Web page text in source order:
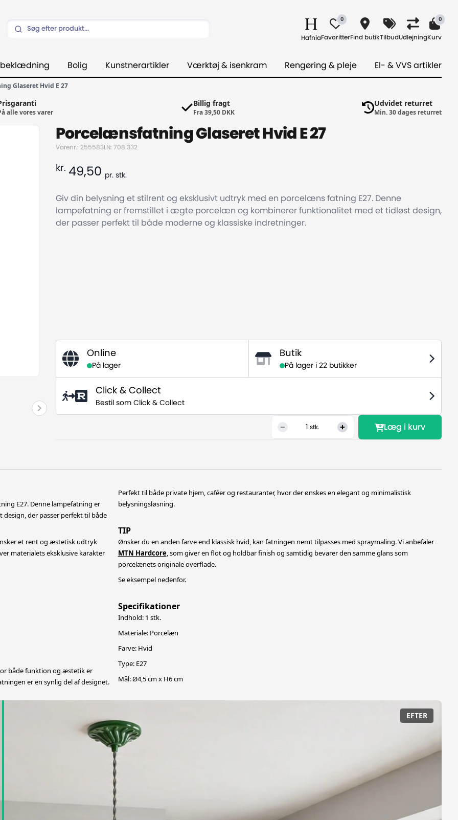
Hafnia
0
FavoritterFind butikTilbudUdlejning
0
Kurv
Bolig Kunstnerartikler Værktøj & isenkram Rengøring & pleje El- & VVS artikler
Glaseret Hvid E 27
alle vores varer
Billig fragt
Fra 39,50 DKK
Udvidet returret
Min. 30 dages returret
Porcelænsfatning Glaseret Hvid E 27
Varenr.: 255583LN: 708.332
kr. 49,50 pr. stk.
Giv din belysning et stilrent og eksklusivt udtryk med en porcelæns fatning E27. Denne
lampefatning er fremstillet i ægte porcelæn og kombinerer funktionalitet med et tidløst design,
der passer perfekt til både moderne og klassiske indretninger.
Online
På lager
Butik
På lager i 22 butikker
Click & Collect
Bestil som Click & Collect
stk. Læg i kurv
E27. Denne lampefatning er
der passer perfekt til både
et rent og æstetisk udtryk
materialets eksklusive karakter
både funktion og æstetik er
er en synlig del af designet.
Perfekt til både private hjem, caféer og restauranter, hvor der ønskes en elegant og minimalistisk
belysningsløsning.
TIP
Ønsker du en anden farve end klassisk hvid, kan fatningen nemt tilpasses med spraymaling. Vi anbefaler
MTN Hardcore, som giver en flot og holdbarfinish og samtidig bevarer den samme glans som
porcelænets originale overflade.
Se eksempel nedenfor.
Specifikationer
Indhold: 1 stk.
Materiale: Porcelæn
Farve: Hvid
Type: E27
Mål: Ø4,5 cm x H6 cm
EFTER